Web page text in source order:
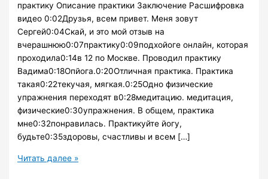
практику Описание практики Заключение Расшифровка
видео 0:02Друзья, всем привет. Меня зовут
Сергей0:04Скай, и это мой отзыв на
вчерашнюю0:07практику0:09подхойоге онлайн, которая
проходила0:14в 12 по Москве. Проводил практику
Вадима0:18Опйога.0:20Отличная практика. Практика
такая0:22текучая, мягкая.0:25Одно физические
упражнения переходят в0:28медитацию. медитация,
физические0:30упражнения. В общем, практика
мне0:32понравилась. Практикуйте йогу,
будьте0:35здоровы, счастливы и всем […]
598
Читать далее »